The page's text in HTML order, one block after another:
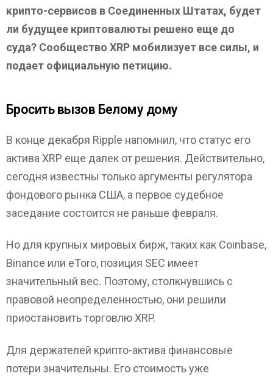
крипто-сервисов в Соединенных Штатах, будет
ли будущее криптовалюты решено еще до
суда? Сообщество XRP мобилизует все силы, и
подает официальную петицию.
Бросить вызов Белому дому
В конце декабря Ripple напомнил, что статус его
актива XRP еще далек от решения. Действительно,
сегодня известны только аргументы регулятора
фондового рынка США, а первое судебное
заседание состоится не раньше февраля.
Но для крупных мировых бирж, таких как Coinbase,
Binance или eToro, позиция SEC имеет
значительный вес. Поэтому, столкнувшись с
правовой неопределенностью, они решили
приостановить торговлю XRP.
Для держателей крипто-актива финансовые
потери значительны. Его стоимость уже